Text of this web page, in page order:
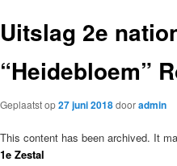
Uitslag 2e
“Heidebloem”
Geplaatst op27 juni 2018dooradmin
This content has been archived. It
1e Zestal